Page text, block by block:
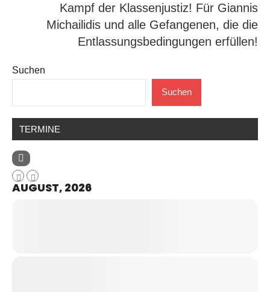
Kampf der Klassenjustiz! Für Giannis
Michailidis und alle Gefangenen, die die
Entlassungsbedingungen erfüllen!
Suchen
Suchen
TERMINE
AUGUST, 2026